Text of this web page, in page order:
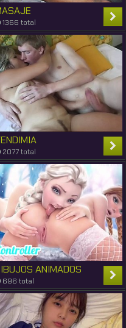
1366 total
2077 total
ANIMADOS
696 total